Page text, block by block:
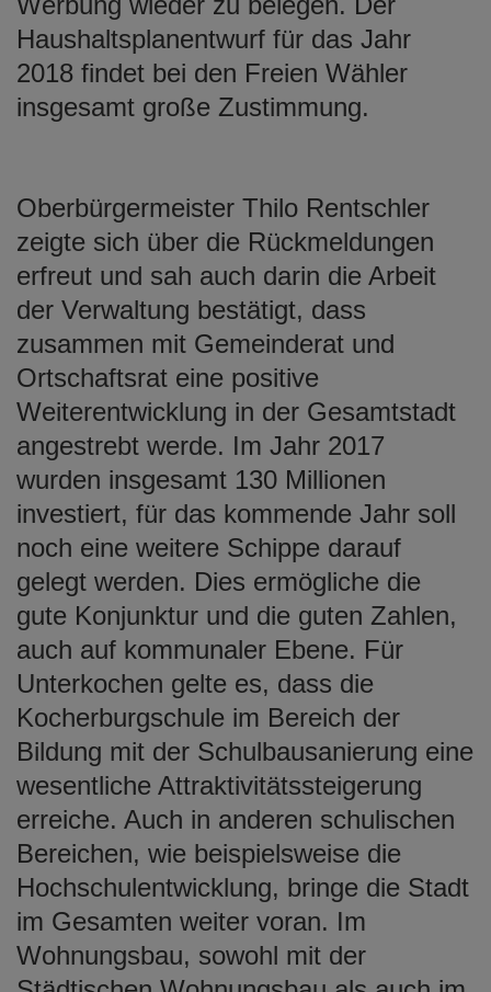
Haushaltsplanentwurf für das Jahr
2018 findet bei den Freien Wähler
insgesamt große Zustimmung.
Oberbürgermeister Thilo Rentschler
zeigte sich über die Rückmeldungen
erfreut und sah auch darin die Arbeit
der Verwaltung bestätigt, dass
zusammen mit Gemeinderat und
Ortschaftsrat eine positive
Weiterentwicklung in der Gesamtstadt
angestrebt werde. Im Jahr 2017
wurden insgesamt 130 Millionen
investiert, für das kommende Jahr soll
noch eine weitere Schippe darauf
gelegt werden. Dies ermögliche die
gute Konjunktur und die guten Zahlen,
auch auf kommunaler Ebene. Für
Unterkochen gelte es, dass die
Kocherburgschule im Bereich der
Bildung mit der Schulbausanierung eine
wesentliche Attraktivitätssteigerung
erreiche. Auch in anderen schulischen
Bereichen, wie beispielsweise die
Hochschulentwicklung, bringe die Stadt
im Gesamten weiter voran. Im
Wohnungsbau, sowohl mit der